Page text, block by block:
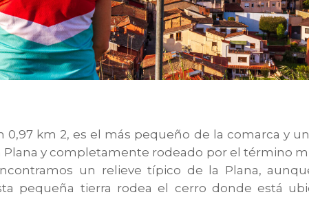
0,97 km 2, es el más pequeño de la comarca y
y completamente rodeado por el término
un relieve típico de la Plana,
pequeña tierra rodea el cerro donde está